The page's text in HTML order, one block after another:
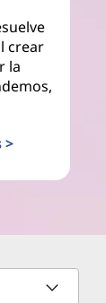
crear
la
>